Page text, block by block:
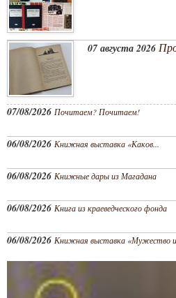
07 августа 2026
07/08/2026 Почитаем? Почитаем!
06/08/2026 Книжная выставка «Каков...
06/08/2026 Книжные дары из Магадана
06/08/2026 Книга из краеведческого фонда
06/08/2026 Книжная выставка «Мужество